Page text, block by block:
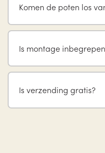
Komen de poten los
Is montage
Is verzending gratis?